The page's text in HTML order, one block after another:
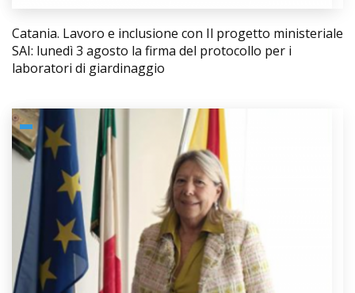
Catania. Lavoro e inclusione con Il progetto ministeriale
SAI: lunedì 3 agosto la firma del protocollo per i
laboratori di giardinaggio